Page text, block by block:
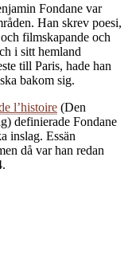
Fondane var
Han skrev poesi,
filmskapande och
i sitt hemland
till Paris, hade han
bakom sig.
l’histoire (Den
definierade Fondane
inslag. Essän
då var han redan